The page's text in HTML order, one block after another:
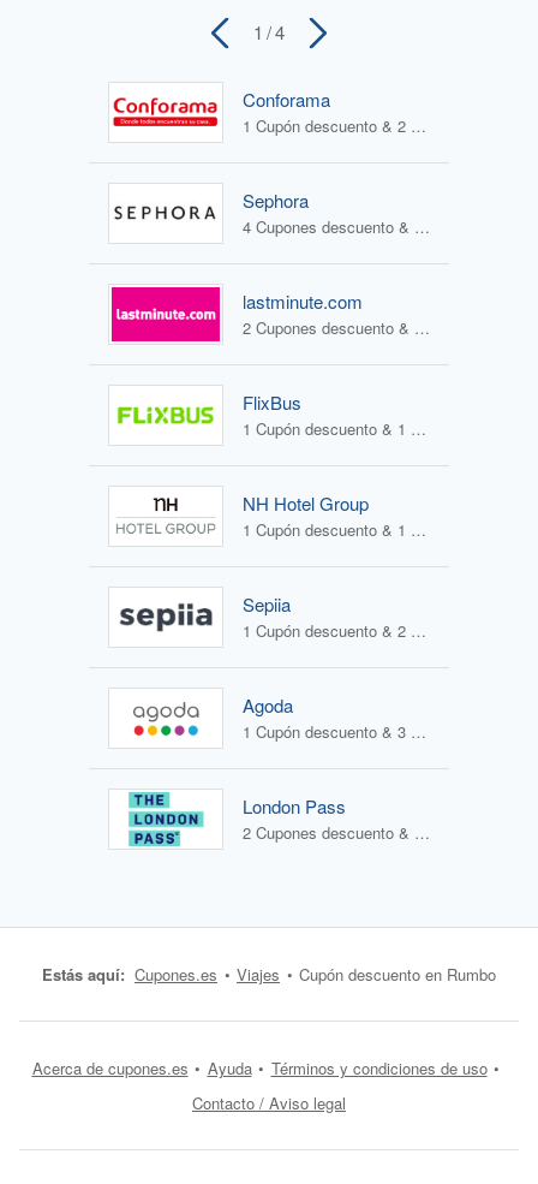
1 / 4
Conforama
1 Cupón descuento & 2 Ofertas
Sephora
4 Cupones descuento & 1 Oferta
lastminute.com
2 Cupones descuento & 2 Ofertas
FlixBus
1 Cupón descuento & 1 Oferta
NH Hotel Group
1 Cupón descuento & 1 Oferta
Sepiia
1 Cupón descuento & 2 Ofertas
Agoda
1 Cupón descuento & 3 Ofertas
London Pass
2 Cupones descuento & 0 Ofertas
Estás aquí: Cupones.es Viajes Cupón descuento en Rumbo
Acerca de cupones.es Ayuda
Términos y condiciones de uso
Contacto / Aviso legal